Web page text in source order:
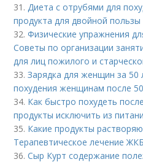
31. Диета с отрубями для
продукта для двойной пользы
32.Физические упражнения
Советы по организации
для лиц пожилого и
33.Зарядка для женщин за 50
похудения женщинам после
34. Как быстро похудеть
продукты исключить из
35. Какие продукты
Терапевтическое лечение ЖКБ
36.Сыр Курт содержание